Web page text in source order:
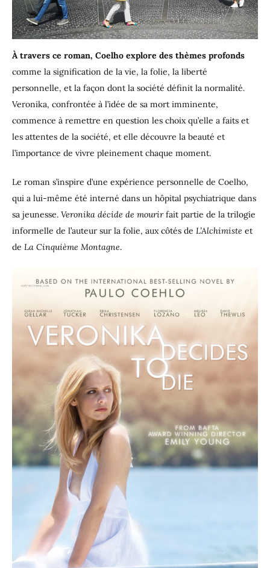
À travers ce roman, Coelho explore des thèmes profonds
comme la signification de la vie, la folie, la liberté
personnelle, et la façon dont la société définit la normalité.
Veronika, confrontée à l’idée de sa mort imminente,
commence à remettre en question les choix qu’elle a faits et
les attentes de la société, et elle découvre la beauté et
l’importance de vivre pleinement chaque moment.
Le roman s’inspire d’une expérience personnelle de Coelho,
qui a lui-même été interné dans un hôpital psychiatrique dans
sa jeunesse. Veronika décide de mourirfait partie de la trilogie
informelle de l’auteur sur la folie, aux côtés de L’Alchimiste et
de La Cinquième Montagne.